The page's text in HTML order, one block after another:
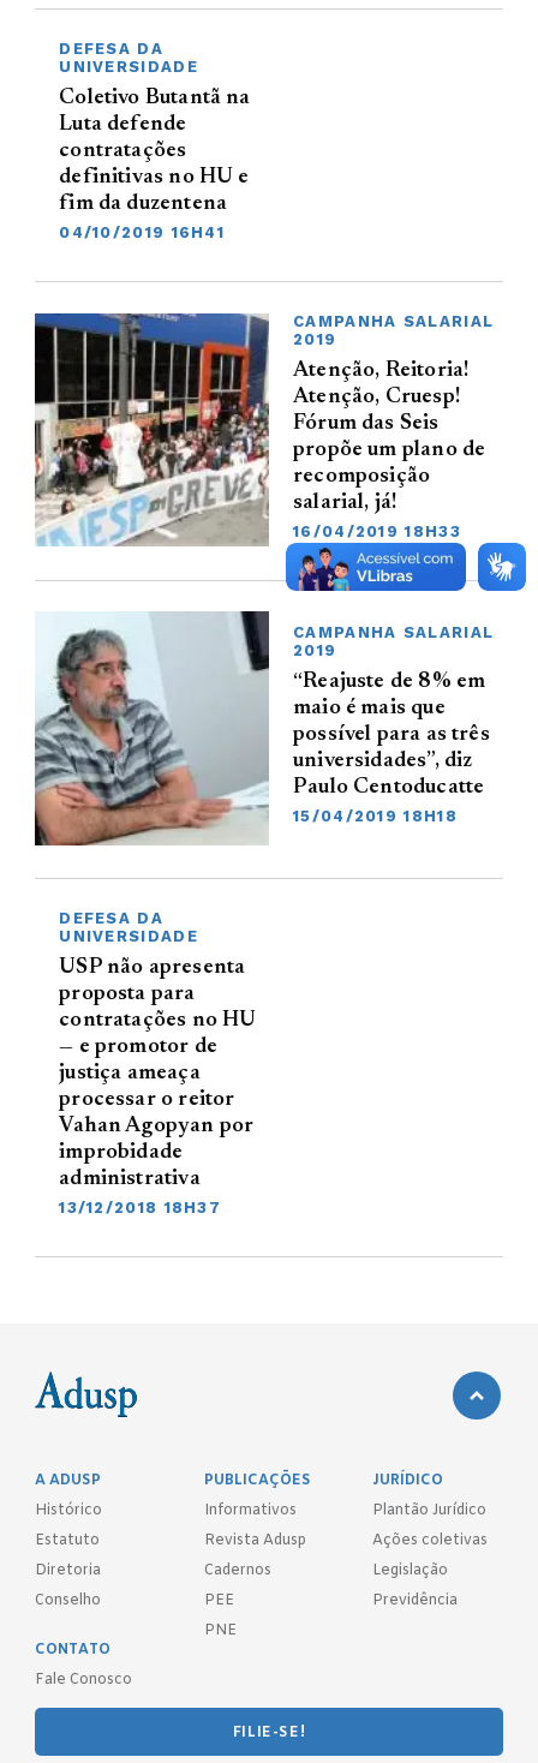
DEFESA DA
UNIVERSIDADE
Coletivo Butantã na
Luta defende
contratações
definitivas no HU e
fim da duzentena
04/10/2019 16H41
CAMPANHA SALARIAL
2019
Atenção, Reitoria!
Atenção, Cruesp!
Fórum das Seis
propõe um plano de
recomposição
salarial, já!
16/04/2019 18H33
CAMPANHA SALARIAL
2019
“Reajuste de 8% em
maio é mais que
possível para as três
universidades”, diz
Paulo Centoducatte
15/04/2019 18H18
DEFESA DA
UNIVERSIDADE
USP não apresenta
proposta para
contratações no HU
— e promotor de
justiça ameaça
processar o reitor
Vahan Agopyan por
improbidade
administrativa
13/12/2018 18H37
A ADUSP
Histórico
Estatuto
Diretoria
Conselho
PUBLICAÇÕES
Informativos
Revista Adusp
Cadernos
PEE
PNE
JURÍDICO
Plantão Jurídico
Ações coletivas
Legislação
Previdência
CONTATO
Fale Conosco
FILIE-SE!